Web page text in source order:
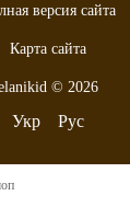
версия сайта
Карта сайта
© 2026
Укр Рус